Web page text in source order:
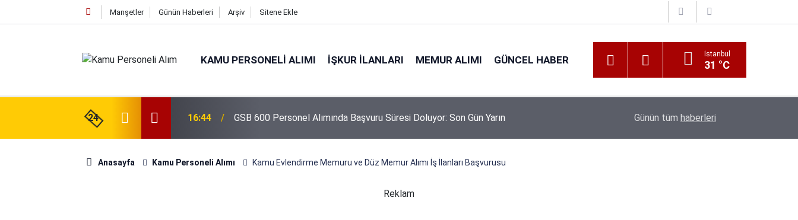
Manşetler Günün Haberleri Arşiv Sitene Ekle
KAMU PERSONELI ALIMI İŞKUR İLANLARI MEMUR ALIMI GÜNCEL HABER İstanbul
31 °C
24
Alımı Gündemde! Bakan Çiftçi Süreci
16:44 GSB 600 Personel Alımında Başvuru Süresi Doluyor: Son Gün Yarın Kıyı Emniyeti Genel Müdürlüğü 26 İşçi Alımı
Günün tüm haberleri
Anasayfa Kamu Personeli Alımı Kamu Evlendirme Memuru ve Düz Memur Alımı İş İlanları Başvurusu
Reklam